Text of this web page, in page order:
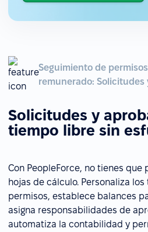
Seguimiento de
remunerado: Solicitudes
Solicitudes y
tiempo libre sin
Con PeopleForce, no tienes que
hojas de cálculo. Personaliza
permisos, establece balances
asigna responsabilidades de
automatiza la contabilidad y